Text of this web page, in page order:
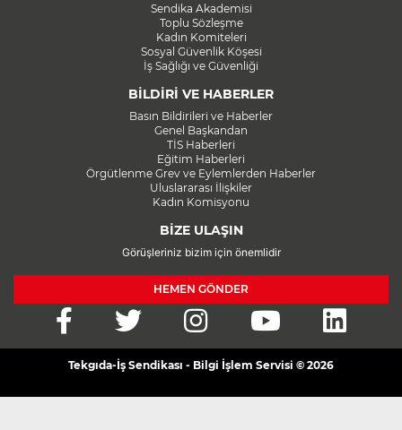
Sendika Akademisi
Toplu Sözleşme
Kadın Komiteleri
Sosyal Güvenlik Köşesi
İş Sağlığı ve Güvenliği
BİLDİRİ VE HABERLER
Basın Bildirileri ve Haberler
Genel Başkandan
TİS Haberleri
Eğitim Haberleri
Örgütlenme Grev ve Eylemlerden Haberler
Uluslararası İlişkiler
Kadın Komisyonu
BİZE ULAŞIN
Görüşleriniz bizim için önemlidir
HEMEN GÖNDER
Tekgıda-İş Sendikası - Bilgi İşlem Servisi © 2026